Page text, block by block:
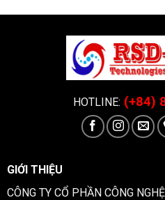
HOTLINE: (+84)
GIỚI THIỆU
CÔNG TY CỔ PHẦN CÔNG